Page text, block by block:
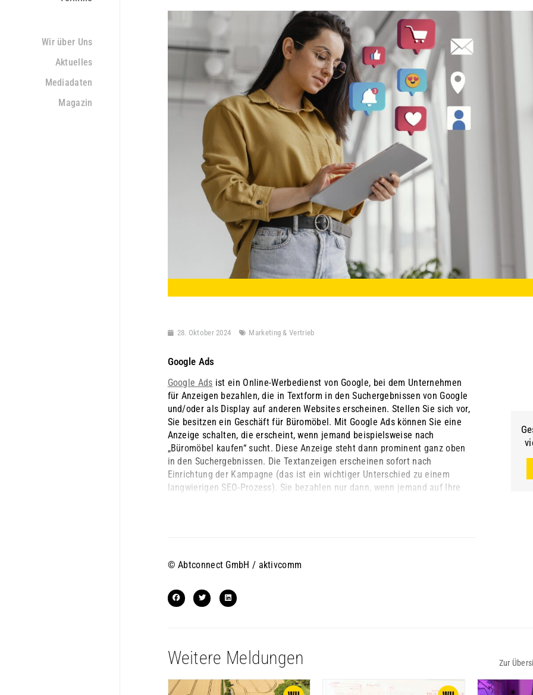
Wir über Uns
Aktuelles
Mediadaten
Magazin
28. Oktober 2024 Marketing & Vertrieb
Google Ads
Google Ads ist ein Online-Werbedienst von Google, bei dem Unternehmen
für Anzeigen bezahlen, die in Textform in den Suchergebnissen von Google
und/oder als Display auf anderen Websites erscheinen. Stellen Sie sich vor,
Sie besitzen ein Geschäft für Büromöbel. Mit Google Ads können Sie eine
Anzeige schalten, die erscheint, wenn jemand beispielsweise nach
„Büromöbel kaufen“ sucht. Diese Anzeige steht dann prominent ganz oben
in den Suchergebnissen. Die Textanzeigen erscheinen sofort nach
Einrichtung der Kampagne (das ist ein wichtiger Unterschied zu einem
langwierigen SEO-Prozess). Sie bezahlen nur dann, wenn jemand auf Ihre
© Abtconnect GmbH / aktivcomm
Weitere Meldungen Zur